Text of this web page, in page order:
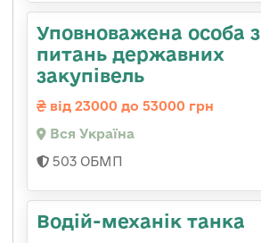
Уповноважена особа з
питань державних
закупівель
від 23000 до 53000 грн
Вся Україна
503 ОБМП
Водій-механік танка